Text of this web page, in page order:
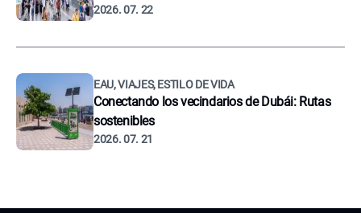
2026. 07. 22
EAU, VIAJES, ESTILO DE VIDA
Conectando los vecindarios de Dubái: Rutas
sostenibles
2026. 07. 21